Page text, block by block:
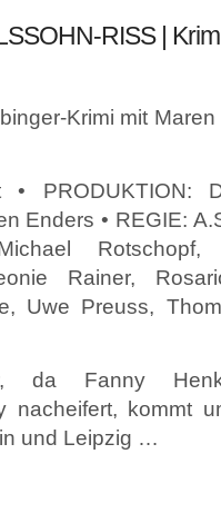
RISS |
Krimi mit
• PRODUKTION:
Enders • REGIE:
Rotschopf,
Rainer,
Uwe Preuss,
da Fanny
nacheifert, kommt
und Leipzig …